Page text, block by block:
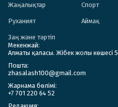
Жаңалықтар Спорт
Руханият Аймақ
Заң және тәртіп
Мекенжай:
Алматы қаласы. Жібек жолы көшесі
Пошта:
zhasalash100@gmail.com
Жарнама бөлімі:
+7 701 220 64 52